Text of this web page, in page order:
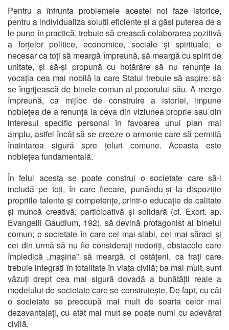
Pentru a înfrunta problemele acestei noi faze istorice,
pentru a individualiza soluții eficiente și a găsi puterea de a
le pune în practică, trebuie să crească colaborarea pozitivă
a forțelor politice, economice, sociale și spirituale; e
necesar ca toți să meargă împreună, să meargă cu spirit de
unitate, și să-și propună cu hotărâre să nu renunțe la
vocația cea mai nobilă la care Statul trebuie să aspire: să
se îngrijească de binele comun al poporului său. A merge
împreună, ca mijloc de construire a istoriei, impune
noblețea de a renunța la ceva din viziunea proprie sau din
interesul specific personal în favoarea unui plan mai
amplu, astfel încât să se creeze o armonie care să permită
înaintarea sigură spre țeluri comune. Aceasta este
nobleţea fundamentală.
În felul acesta se poate construi o societate care să-i
includă pe toți, în care fiecare, punându-și la dispoziție
propriile talente și competențe, printr-o educație de calitate
și muncă creativă, participativă și solidară (cf. Exort. ap.
Evangelii Gaudium, 192), să devină protagonist al binelui
comun; o societate în care cei mai slabi, cei mai săraci și
cei din urmă să nu fie considerați nedoriți, obstacole care
împiedică „mașina” să meargă, ci cetățeni, ca frați care
trebuie integrați în totalitate în viața civilă; ba mai mult, sunt
văzuți drept cea mai sigură dovadă a bunătății reale a
modelului de societate care se construiește. De fapt, cu cât
o societate se preocupă mai mult de soarta celor mai
dezavantajați, cu atât mai mult se poate numi cu adevărat
civilă.